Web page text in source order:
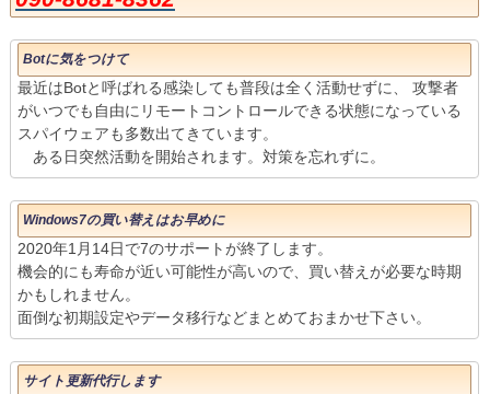
Botに気をつけて
最近はBotと呼ばれる感染しても普段は全く活動せずに、 攻撃者
がいつでも自由にリモートコントロールできる状態になっている
スパイウェアも多数出てきています。
ある日突然活動を開始されます。対策を忘れずに。
Windows7の買い替えはお早めに
2020年1月14日で7のサポートが終了します。
機会的にも寿命が近い可能性が高いので、買い替えが必要な時期
かもしれません。
面倒な初期設定やデータ移行などまとめておまかせ下さい。
サイト更新代行します